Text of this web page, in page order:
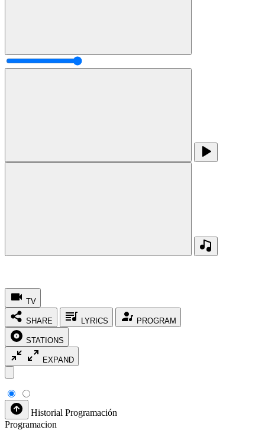
TV
SHARE LYRICS PROGRAM
STATIONS
EXPAND
Historial Programación
Programacion